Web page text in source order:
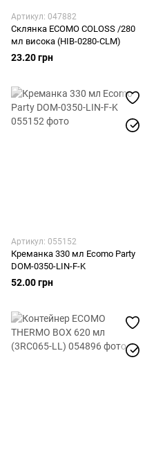
Артикул: 047882
Склянка ECOMO COLOSS /280
мл висока (HIB-0280-CLM)
23.20 грн
Артикул: 055152
Креманка 330 мл Ecomo Party
DOM-0350-LIN-F-K
52.00 грн